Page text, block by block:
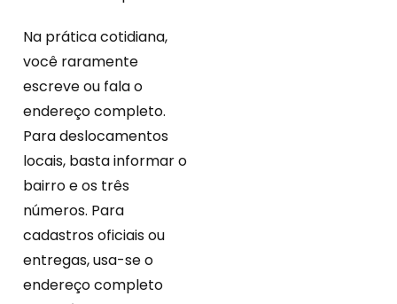
Na prática cotidiana,
você raramente
escreve ou fala o
endereço completo.
Para deslocamentos
locais, basta informar o
bairro e os três
números. Para
cadastros oficiais ou
entregas, usa-se o
endereço completo